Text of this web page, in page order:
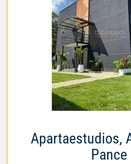
Apartaestudios,
Pance